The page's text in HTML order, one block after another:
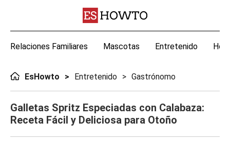
Relaciones Familiares Mascotas Entretenido
EsHowto Entretenido Gastrónomo
Galletas Spritz Especiadas con Calabaza:
Receta Fácil y Deliciosa para Otoño